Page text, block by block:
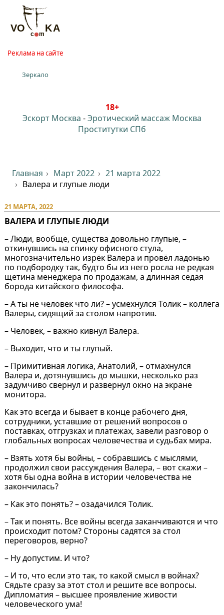
Реклама на сайте
Зеркало
18+
Эскорт Москва -Эротический массаж Москва
Проститутки СПб
Главная Март 2022
21 марта 2022
Валера и глупые люди
21 МАРТА, 2022
ВАЛЕРА И ГЛУПЫЕ ЛЮДИ
– Люди, вообще, существа довольно глупые, –
откинувшись на спинку офисного стула,
многозначительно изрёк Валера и провёл ладонью
по подбородку так, будто бы из него росла не редкая
щетина менеджера по продажам, а длинная седая
борода китайского философа.
– А ты не человек что ли? – усмехнулся Толик – коллега
Валеры, сидящий за столом напротив.
– Человек, – важно кивнул Валера.
– Выходит, что и ты глупый.
– Примитивная логика, Анатолий, – отмахнулся
Валера и, дотянувшись до мышки, несколько раз
задумчиво свернул и развернул окно на экране
монитора.
Как это всегда и бывает в конце рабочего дня,
сотрудники, уставшие от решений вопросов о
поставках, отгрузках и платежах, завели разговор о
глобальных вопросах человечества и судьбах мира.
– Взять хотя бы войны, – собравшись с мыслями,
продолжил свои рассуждения Валера, – вот скажи –
хотя бы одна война в истории человечества не
закончилась?
– Как это понять? – озадачился Толик.
– Так и понять. Все войны всегда заканчиваются и что
происходит потом? Стороны садятся за стол
переговоров, верно?
– Ну допустим. И что?
– И то, что если это так, то какой смысл в войнах?
Сядьте сразу за этот стол и решите все вопросы.
Дипломатия – высшее проявление живости
человеческого ума!